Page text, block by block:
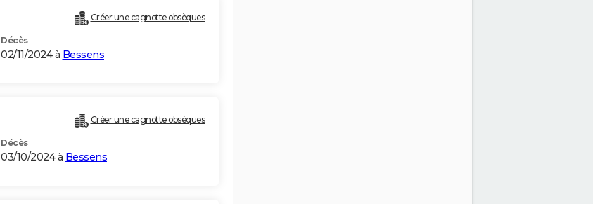
Créer une cagnotte obsèques
Décès
02/11/2024 à Bessens
Créer une cagnotte obsèques
Décès
03/10/2024 à Bessens